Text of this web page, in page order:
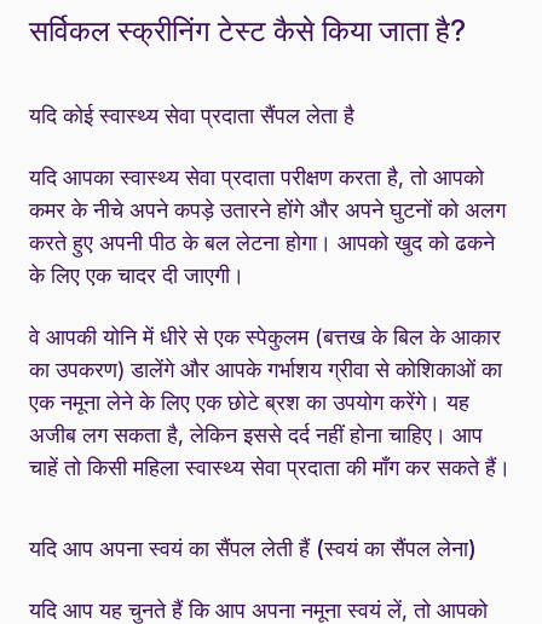
सर्विकल स्क्रीनिंग टेस्ट कैसे किया जाता है?
यदि कोई स्वास्थ्य सेवा प्रदाता सैंपल लेता है
यदि आपका स्वास्थ्य सेवा प्रदाता परीक्षण करता है, तो आपको
कमर के नीचे अपने कपड़े उतारने होंगे और अपने घुटनों को अलग
करते हुए अपनी पीठ के बल लेटना होगा। आपको खुद को ढकने
के लिए एक चादर दी जाएगी।
वे आपकी योनि में धीरे से एक स्पेकुलम (बत्तख के बिल के आकार
का उपकरण) डालेंगे और आपके गर्भाशय ग्रीवा से कोशिकाओं का
एक नमूना लेने के लिए एक छोटे ब्रश का उपयोग करेंगे। यह
अजीब लग सकता है, लेकिन इससे दर्द नहीं होना चाहिए। आप
चाहें तो किसी महिला स्वास्थ्य सेवा प्रदाता की माँग कर सकते हैं।
यदि आप अपना स्वयं का सैंपल लेती हैं (स्वयं का सैंपल लेना)
यदि आप यह चुनते हैं कि आप अपना नमूना स्वयं लें, तो आपको